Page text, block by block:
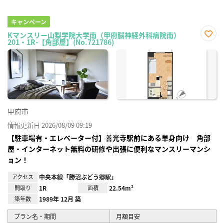
キャンペーン
Kマンスリー山梨学院大学南（甲府脳神経外科病院南）
201・1R-【角部屋】(No.721786)
に入
甲府市
情報更新日 2026/08/09 09:19
【駐車場有・エレベーター付】善光寺駅前にある単身向け 角部
屋・インターネット無料の研修や出張に便利なマンスリーマンシ
ョン！
アクセス 中央本線「勝沼ぶどう郷駅」
間取り 1R 面積 22.54m²
築年数 1989年 12月 築
プラン名・期間 月額目安